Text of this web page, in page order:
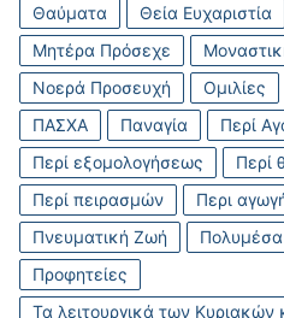
Θαύματα
Θεία Ευχαριστία
Μητέρα Πρόσεχε
Νοερά Προσευχή
Ομιλίες
ΠΑΣΧΑ
Παναγία Περί
Περί εξομολογήσεως
Περί
Περί πειρασμών
Περι
Πνευματική Ζωή
Πολυμέσα
Προφητείες
Τα λειτουργικά των